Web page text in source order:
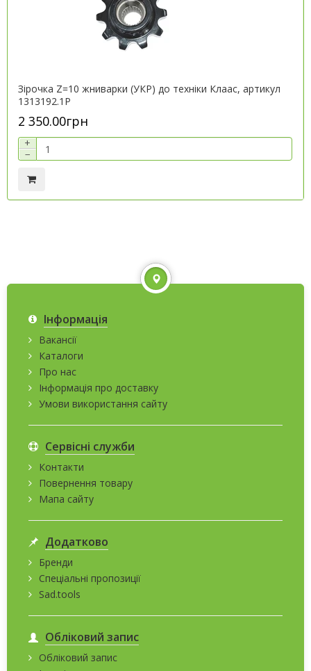
Зірочка Z=10 жниварки (УКР) до техніки Клаас, артикул
1313192.1P
2 350.00грн
+
−
Інформація
Вакансії
Каталоги
Про нас
Інформація про доставку
Умови використання сайту
Сервісні служби
Контакти
Повернення товару
Мапа сайту
Додатково
Бренди
Спеціальні пропозиції
Sad.tools
Обліковий запис
Обліковий запис